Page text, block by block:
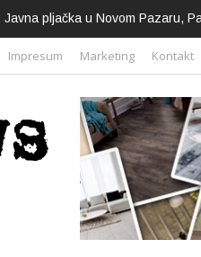
Javna pljačka u Novom Pazaru,
Impresum Marketing Kontakt